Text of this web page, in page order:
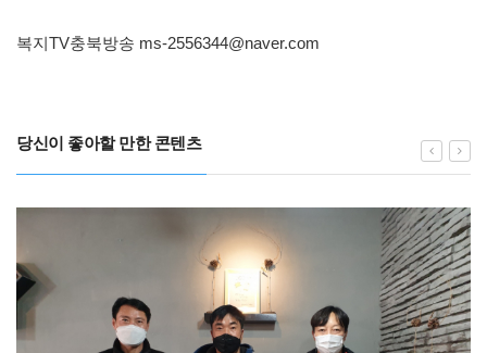
복지TV충북방송 ms-2556344@naver.com
당신이 좋아할 만한 콘텐츠